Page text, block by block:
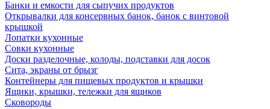
Банки и емкости для сыпучих продуктов
Открывалки для консервных банок, банок с винтовой
крышкой
Лопатки кухонные
Совки кухонные
Доски разделочные, колоды, подставки для досок
Сита, экраны от брызг
Контейнеры для пищевых продуктов и крышки
Ящики, крышки, тележки для ящиков
Сковороды